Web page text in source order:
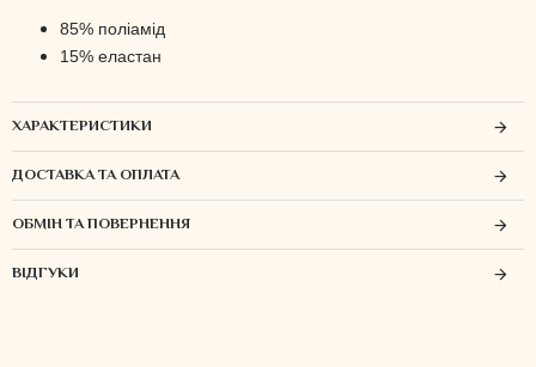
85% поліамід
15% еластан
ХАРАКТЕРИСТИКИ
ДОСТАВКА ТА ОПЛАТА
ОБМІН ТА ПОВЕРНЕННЯ
ВІДГУКИ